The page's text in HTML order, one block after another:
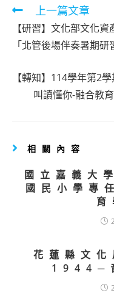
Read
more
上一篇文章
【研習】文化部文化
「北管後場伴奏暑期研
【轉知】114學年第2
叫讀懂你-融合教
相關內容
國立嘉義大
國民小學專
育
花蓮縣文化
1944─